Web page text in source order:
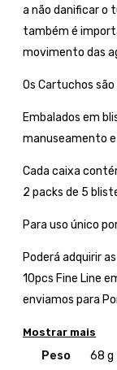
a não danificar o
também é
movimento das
Os Cartuchos são
Embalados em
manuseamento
Cada caixa
2 packs de 5
Para uso único
Poderá adquirir
10pcs Fine Line
enviamos para
Mostrar mais
Peso 68 g